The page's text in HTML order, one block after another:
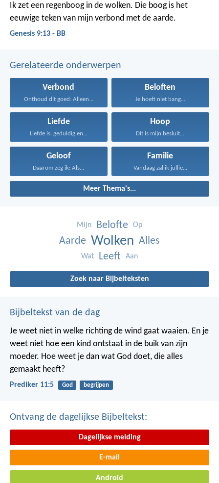
Ik zet een regenboog in de wolken. Die boog is het
eeuwige teken van mijn verbond met de aarde.
Genesis 9:13 - BB
Gerelateerde onderwerpen
Verbond
Onthoud dit goed: Alleen...
Beloften
Je hoeft niet bang...
Liefde
Liefde is: geduldig en...
Hoop
Dit is mijn besluit...
Geloof
Daarom zeg ik: Als...
Familie
Vandaag zal ik jullie...
Meer Thema's...
Mijn Belofte Op
Aarde Wolken Alles
Wat Leeft Aan
Zoek naar Bijbelteksten
Bijbeltekst van de dag
Je weet niet in welke richting de wind gaat waaien. En je
weet niet hoe een kind ontstaat in de buik van zijn
moeder. Hoe weet je dan wat God doet, die alles
gemaakt heeft?
Prediker 11:5 God begrijpen
Ontvang de dagelijkse Bijbeltekst:
Dagelijkse melding
E-mail
Android